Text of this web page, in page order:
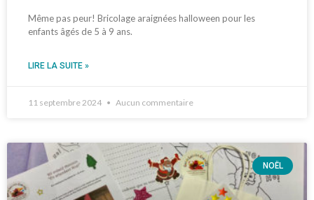
Même pas peur! Bricolage araignées halloween pour les
enfants âgés de 5 à 9 ans.
LIRE LA SUITE »
11 septembre 2024 Aucun commentaire
NOËL